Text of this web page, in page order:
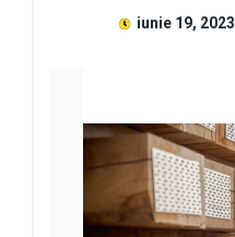
iunie 19, 2023